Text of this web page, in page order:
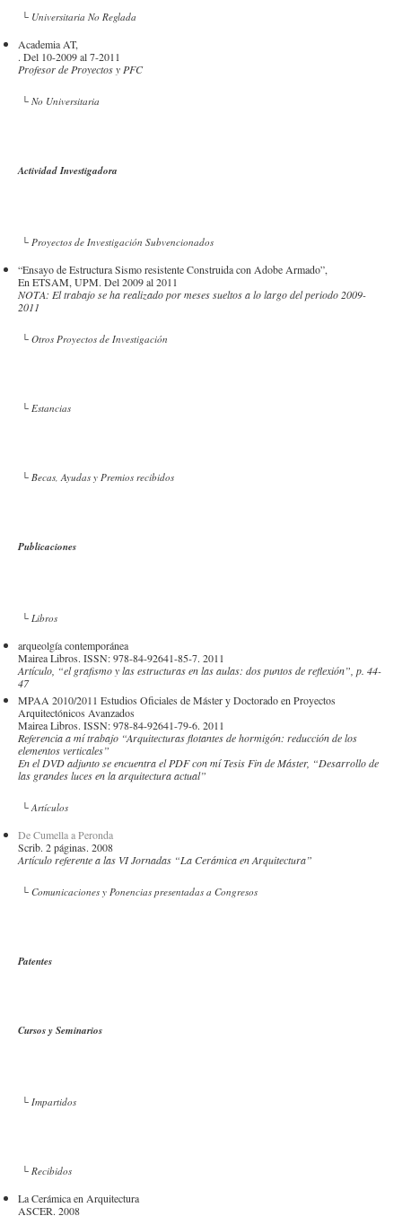
└ Universitaria No Reglada
Academia AT,
. Del 10-2009 al 7-2011
Profesor de Proyectos y PFC
└ No Universitaria
Actividad Investigadora
└ Proyectos de Investigación Subvencionados
“Ensayo de Estructura Sismo resistente Construida con Adobe Armado”,
En ETSAM, UPM. Del 2009 al 2011
NOTA: El trabajo se ha realizado por meses sueltos a lo largo del periodo 2009-
2011
└ Otros Proyectos de Investigación
└ Estancias
└ Becas, Ayudas y Premios recibidos
Publicaciones
└ Libros
arqueolgía contemporánea
Mairea Libros. ISSN: 978-84-92641-85-7. 2011
Artículo, “el grafismo y las estructuras en las aulas: dos puntos de reflexión”, p. 44-
47
MPAA 2010/2011 Estudios Oficiales de Máster y Doctorado en Proyectos
Arquitectónicos Avanzados
Mairea Libros. ISSN: 978-84-92641-79-6. 2011
Referencia a mí trabajo “Arquitecturas flotantes de hormigón: reducción de los
elementos verticales”
En el DVD adjunto se encuentra el PDF con mí Tesis Fin de Máster, “Desarrollo de
las grandes luces en la arquitectura actual”
└ Artículos
De Cumella a Peronda
Scrib. 2 páginas. 2008
Artículo referente a las VI Jornadas “La Cerámica en Arquitectura”
└ Comunicaciones y Ponencias presentadas a Congresos
Patentes
Cursos y Seminarios
└ Impartidos
└ Recibidos
La Cerámica en Arquitectura
ASCER. 2008